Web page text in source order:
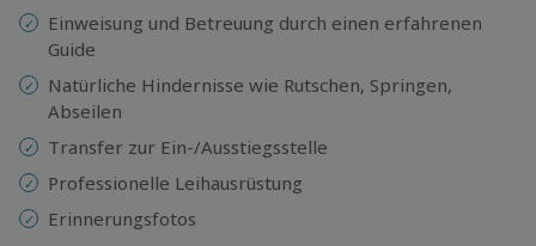
Einweisung und Betreuung durch einen erfahrenen
Guide
Natürliche Hindernisse wie Rutschen, Springen,
Abseilen
Transfer zur Ein-/Ausstiegsstelle
Professionelle Leihausrüstung
Erinnerungsfotos